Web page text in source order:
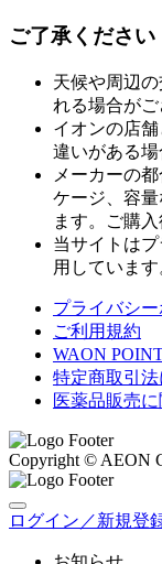
ご了承ください
天候や周辺
れる場合がご
イオンの店
違いがある場
メーカーの
ケージ、容
ます。ご購
当サイトは
用しています
プライバシ
ご利用規約
WAON
特定商取引
医薬品販売
Copyright © AEON
ログイン／新規登